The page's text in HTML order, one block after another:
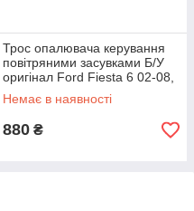
Трос опалювача керування
повітряними засувками Б/У
оригінал Ford Fiesta 6 02-08,
Fusion 02-12
Немає в наявності
880 ₴